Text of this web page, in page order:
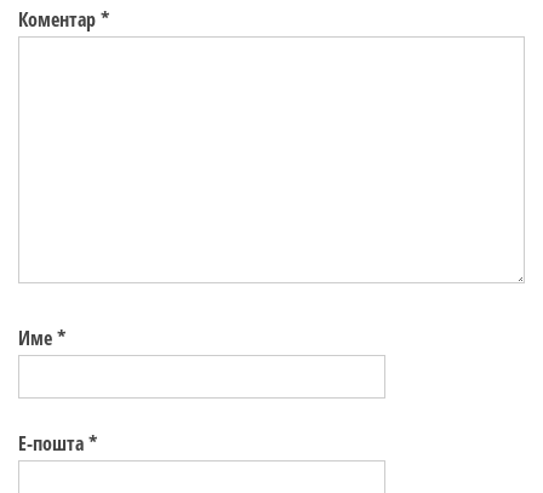
Коментар*
Име*
Е-пошта*